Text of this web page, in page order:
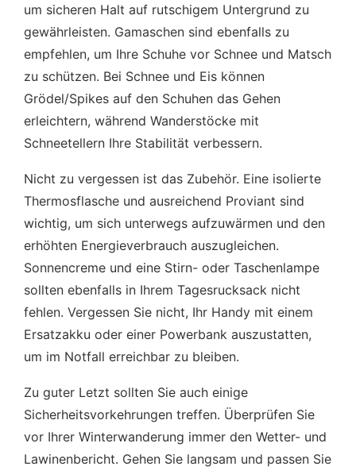
um sicheren Halt auf rutschigem Untergrund zu
gewährleisten. Gamaschen sind ebenfalls zu
empfehlen, um Ihre Schuhe vor Schnee und Matsch
zu schützen. Bei Schnee und Eis können
Grödel/Spikes auf den Schuhen das Gehen
erleichtern, während Wanderstöcke mit
Schneetellern Ihre Stabilität verbessern.
Nicht zu vergessen ist das Zubehör. Eine isolierte
Thermosflasche und ausreichend Proviant sind
wichtig, um sich unterwegs aufzuwärmen und den
erhöhten Energieverbrauch auszugleichen.
Sonnencreme und eine Stirn- oder Taschenlampe
sollten ebenfalls in Ihrem Tagesrucksack nicht
fehlen. Vergessen Sie nicht, Ihr Handy mit einem
Ersatzakku oder einer Powerbank auszustatten,
um im Notfall erreichbar zu bleiben.
Zu guter Letzt sollten Sie auch einige
Sicherheitsvorkehrungen treffen. Überprüfen Sie
vor Ihrer Winterwanderung immer den Wetter- und
Lawinenbericht. Gehen Sie langsam und passen Sie